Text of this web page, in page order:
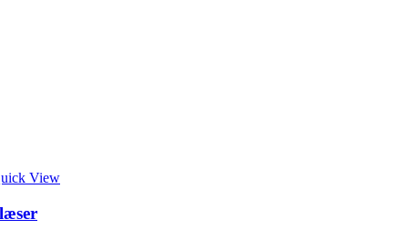
View